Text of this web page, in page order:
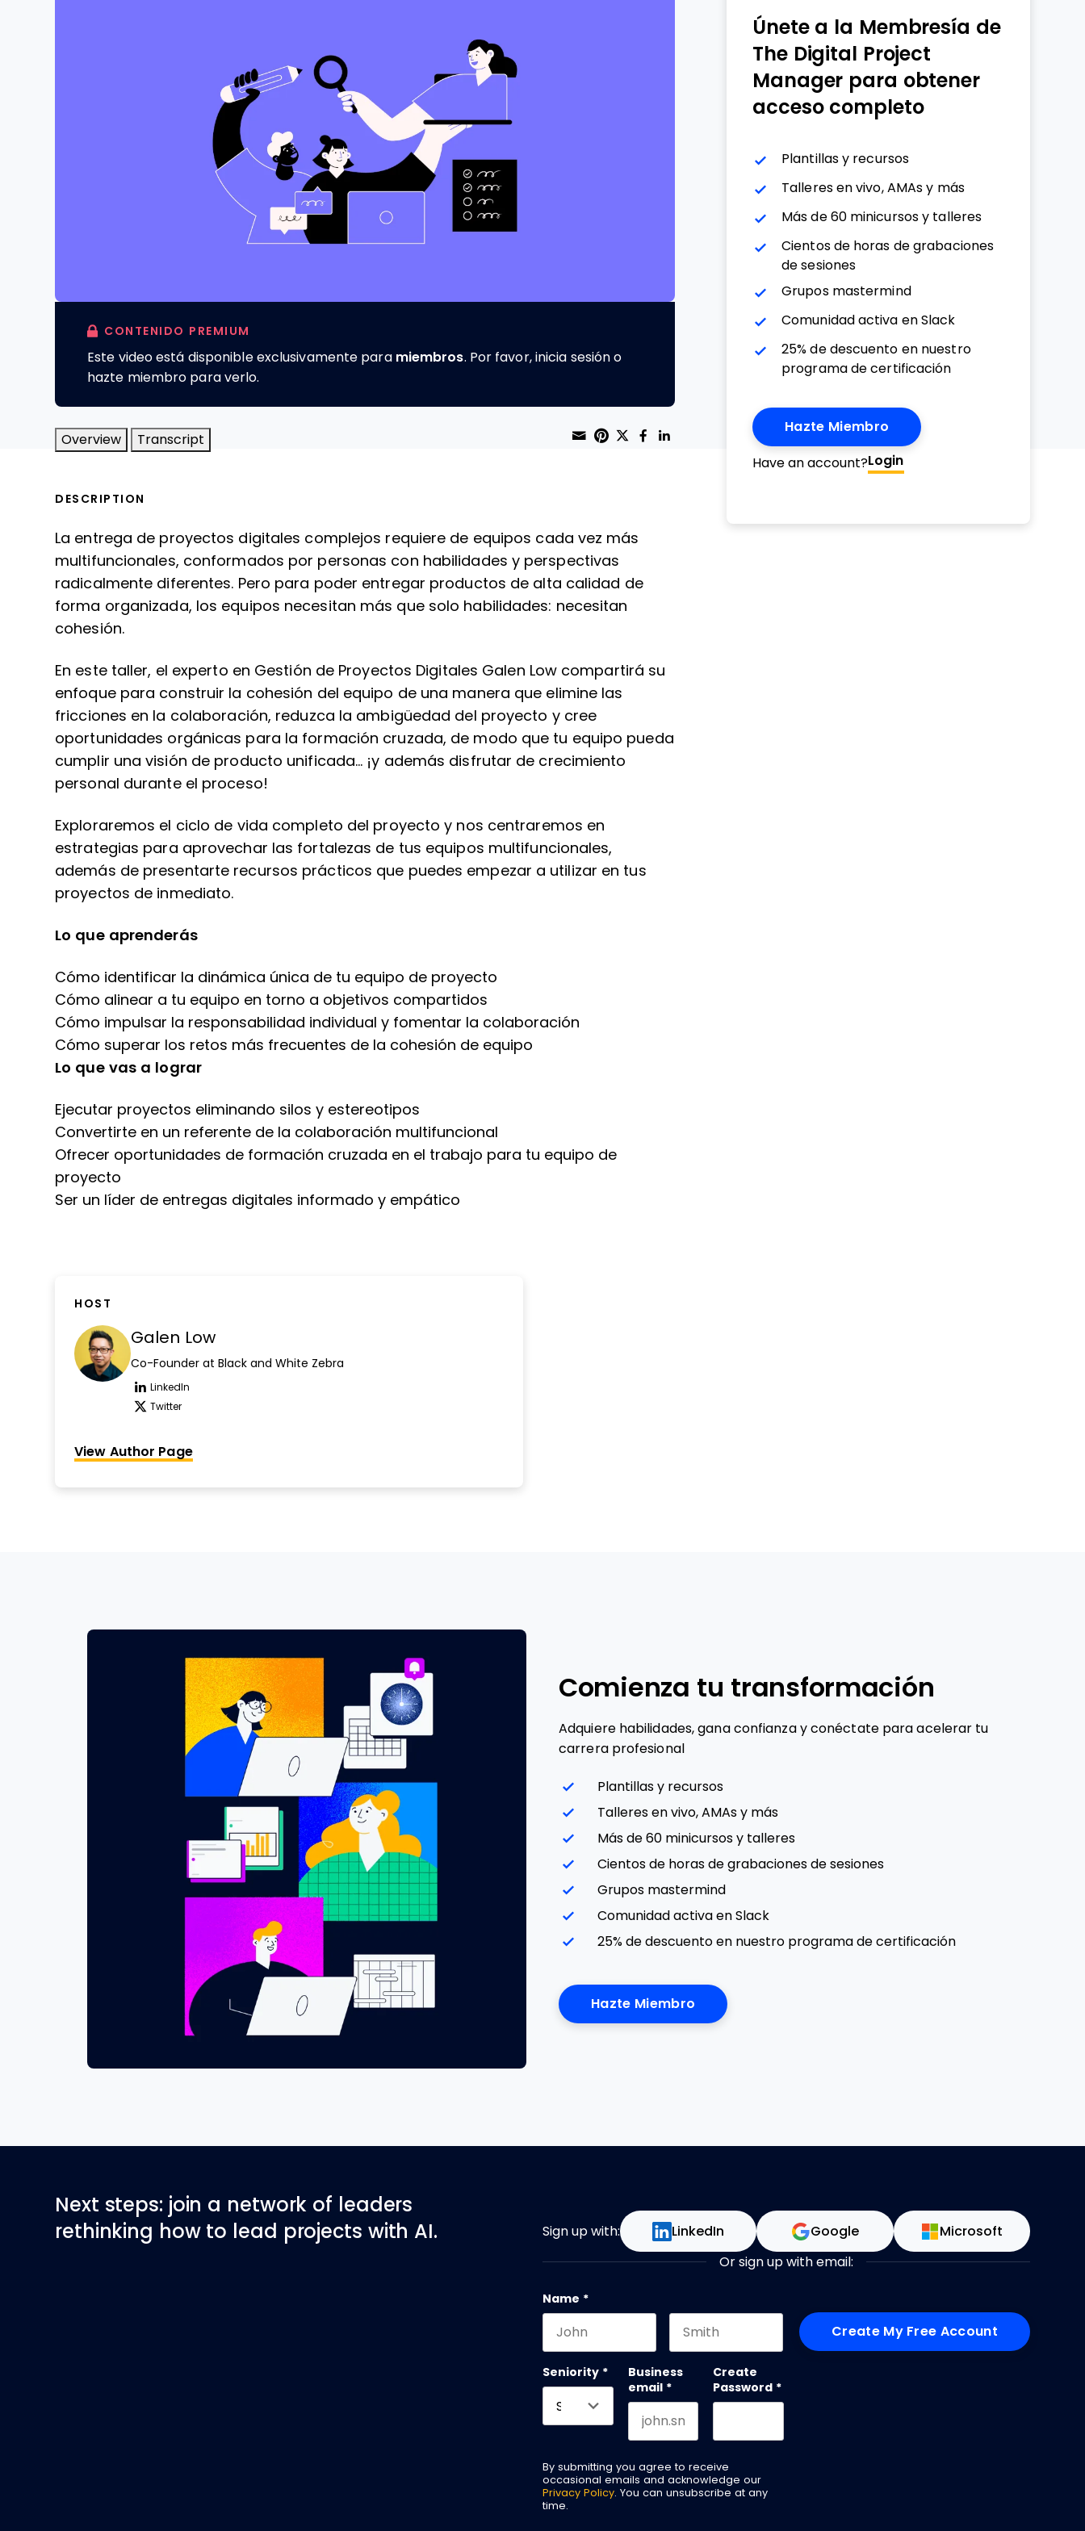
CONTENIDO PREMIUM
Este video está disponible exclusivamente para miembros. Por favor, inicia sesión o
hazte miembro para verlo.
Overview Transcript Share through Email
Print this page
Share on Pinterest
Share on Twitter
Share on Facebook
Share on LinkedIn
DESCRIPTION
La entrega de proyectos digitales complejos requiere de equipos cada vez más
multifuncionales, conformados por personas con habilidades y perspectivas
radicalmente diferentes. Pero para poder entregar productos de alta calidad de
forma organizada, los equipos necesitan más que solo habilidades: necesitan
cohesión.
En este taller, el experto en Gestión de Proyectos Digitales Galen Low compartirá su
enfoque para construir la cohesión del equipo de una manera que elimine las
fricciones en la colaboración, reduzca la ambigüedad del proyecto y cree
oportunidades orgánicas para la formación cruzada, de modo que tu equipo pueda
cumplir una visión de producto unificada… ¡y además disfrutar de crecimiento
personal durante el proceso!
Exploraremos el ciclo de vida completo del proyecto y nos centraremos en
estrategias para aprovechar las fortalezas de tus equipos multifuncionales,
además de presentarte recursos prácticos que puedes empezar a utilizar en tus
proyectos de inmediato.
Lo que aprenderás
Cómo identificar la dinámica única de tu equipo de proyecto
Cómo alinear a tu equipo en torno a objetivos compartidos
Cómo impulsar la responsabilidad individual y fomentar la colaboración
Cómo superar los retos más frecuentes de la cohesión de equipo
Lo que vas a lograr
Ejecutar proyectos eliminando silos y estereotipos
Convertirte en un referente de la colaboración multifuncional
Ofrecer oportunidades de formación cruzada en el trabajo para tu equipo de
proyecto
Ser un líder de entregas digitales informado y empático
Únete a la Membresía de
The Digital Project
Manager para obtener
acceso completo
Plantillas y recursos
Talleres en vivo, AMAs y más
Más de 60 minicursos y talleres
Cientos de horas de grabaciones
de sesiones
Grupos mastermind
Comunidad activa en Slack
25% de descuento en nuestro
programa de certificación
Hazte Miembro
Have an account?Login
HOST
Galen Low
Co-Founder at Black and White Zebra
LinkedIn
Opens new window
Twitter
Opens new window
View Author Page
Comienza tu transformación
Adquiere habilidades, gana confianza y conéctate para acelerar tu
carrera profesional
Plantillas y recursos
Talleres en vivo, AMAs y más
Más de 60 minicursos y talleres
Cientos de horas de grabaciones de sesiones
Grupos mastermind
Comunidad activa en Slack
25% de descuento en nuestro programa de certificación
Hazte Miembro
Next steps: join a network of leaders
rethinking how to lead projects with AI.
Sign up with: LinkedIn Google Microsoft
Or sign up with email:
Name *
Seniority *
Business
email *
Create
Password *
By submitting you agree to receive
occasional emails and acknowledge our
Privacy Policy. You can unsubscribe at any
time.